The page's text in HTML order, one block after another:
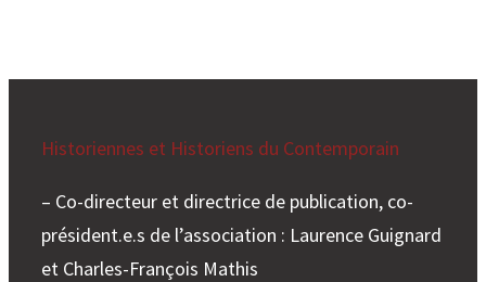
Historiennes et Historiens du Contemporain
– Co-directeur et directrice de publication, co-
président.e.s de l’association : Laurence Guignard
et Charles-François Mathis